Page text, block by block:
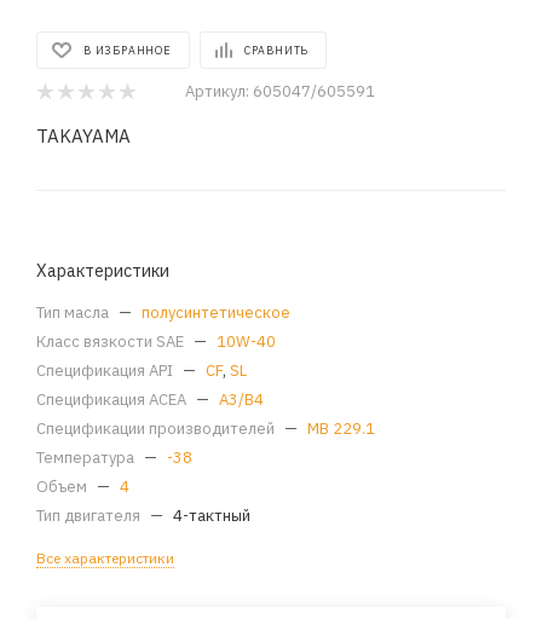
В ИЗБРАННОЕ СРАВНИТЬ
Артикул: 605047/605591
TAKAYAMA
Характеристики
Тип масла — полусинтетическое
Класс вязкости SAE — 10W-40
Спецификация API — CF, SL
Спецификация ACEA — A3/B4
Спецификации производителей — MB 229.1
Температура — -38
Объем — 4
Тип двигателя — 4-тактный
Все характеристики